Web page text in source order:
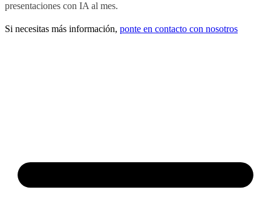
presentaciones con IA al mes.
Si necesitas más información, ponte en contacto con nosotros